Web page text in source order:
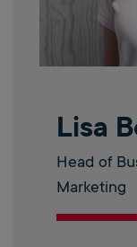
Lisa
Head of
Marketing